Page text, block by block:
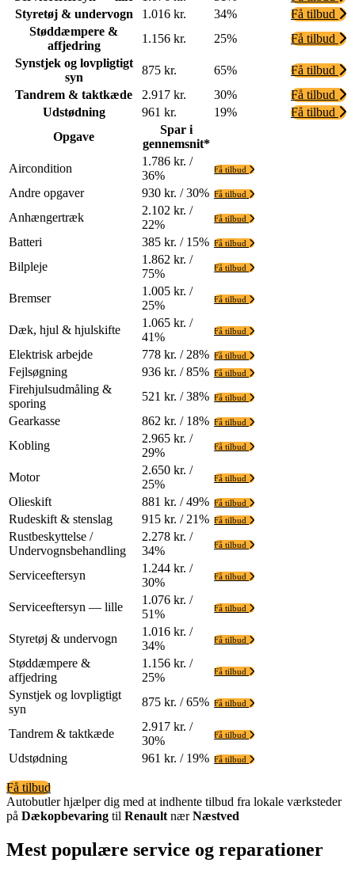
Styretøj & undervogn
1.016 kr. 34%
Få tilbud
Støddæmpere &
affjedring
1.156 kr. 25%
Få tilbud
Synstjek og lovpligtigt
syn
875 kr. 65%
Få tilbud
Tandrem & taktkæde
2.917 kr. 30%
Få tilbud
Udstødning
961 kr. 19%
Få tilbud
Opgave
Spar i
gennemsnit*
Aircondition
1.786 kr. /
36%
Få tilbud
Andre opgaver 930 kr. / 30% Få tilbud
Anhængertræk
2.102 kr. /
22%
Få tilbud
Batteri 385 kr. / 15% Få tilbud
Bilpleje
1.862 kr. /
75%
Få tilbud
Bremser
1.005 kr. /
25%
Få tilbud
Dæk, hjul & hjulskifte
1.065 kr. /
41%
Få tilbud
Elektrisk arbejde 778 kr. / 28% Få tilbud
Fejlsøgning 936 kr. / 85% Få tilbud
Firehjulsudmåling &
sporing
521 kr. / 38% Få tilbud
Gearkasse 862 kr. / 18% Få tilbud
Kobling
2.965 kr. /
29%
Få tilbud
Motor
2.650 kr. /
25%
Få tilbud
Olieskift 881 kr. / 49% Få tilbud
Rudeskift & stenslag 915 kr. / 21% Få tilbud
Rustbeskyttelse /
Undervognsbehandling
2.278 kr. /
34%
Få tilbud
Serviceeftersyn
1.244 kr. /
30%
Få tilbud
Serviceeftersyn — lille
1.076 kr. /
51%
Få tilbud
Styretøj & undervogn
1.016 kr. /
34%
Få tilbud
Støddæmpere &
affjedring
1.156 kr. /
25%
Få tilbud
Synstjek og lovpligtigt
syn
875 kr. / 65% Få tilbud
Tandrem & taktkæde
2.917 kr. /
30%
Få tilbud
Udstødning 961 kr. / 19% Få tilbud
Få tilbud
Autobutler hjælper dig med at indhente tilbud fra lokale værksteder
på Dækopbevaring til Renault nærNæstved
Mest populære service og reparationer